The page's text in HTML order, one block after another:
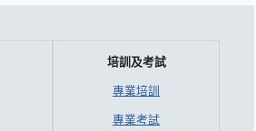
培訓及考試
專業培訓
專業考試